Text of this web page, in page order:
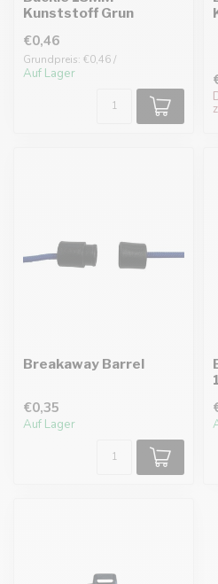
Kunststoff Grun
€0,46
Grundpreis: €0,46 /
Auf Lager
Breakaway Barrel
€0,35
Auf Lager